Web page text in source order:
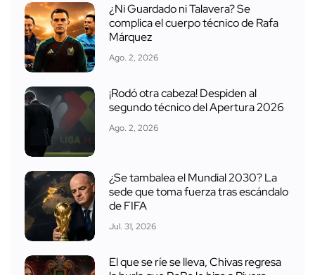
¿Ni Guardado ni Talavera? Se
complica el cuerpo técnico de Rafa
Márquez
Ago. 2, 2026
¡Rodó otra cabeza! Despiden al
segundo técnico del Apertura 2026
Ago. 2, 2026
¿Se tambalea el Mundial 2030? La
sede que toma fuerza tras escándalo
de FIFA
Jul. 31, 2026
El que se ríe se lleva, Chivas regresa